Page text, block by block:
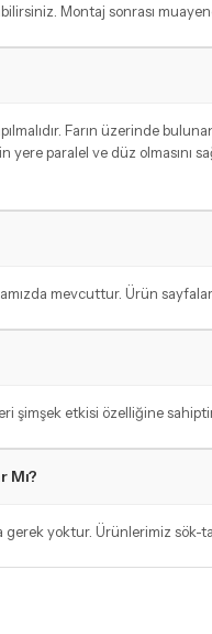
Montaj sonrası
Farın üzerinde
paralel ve düz
mevcuttur. Ürün
şimşek etkisi özelliğine
Mı?
yoktur. Ürünlerimiz